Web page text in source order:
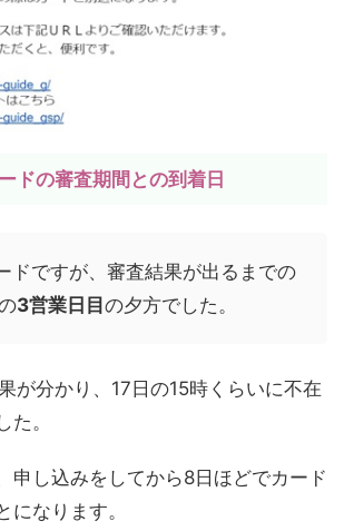
ドの審査期間との到着日
ドですが、審査結果が出るまでの
3営業日目 の夕方でした。
が分かり、17日の15時くらいに不在
た。
申し込みをしてから8日ほどでカード
になります。